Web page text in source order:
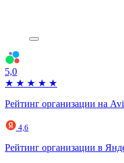
5,0
★ ★ ★ ★ ★
Рейтинг организации на
4,6
Рейтинг организации в